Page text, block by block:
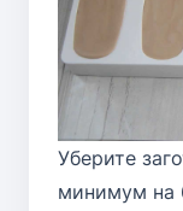
Уберите
минимум на